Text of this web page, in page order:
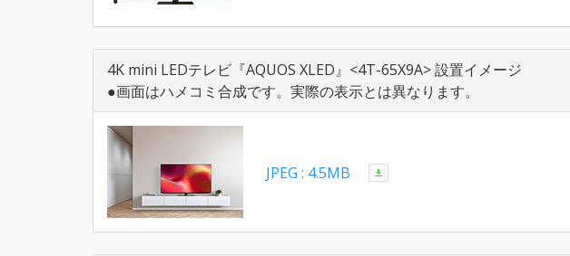
4K mini LEDテレビ『AQUOS XLED』<4T-65X9A> 設置イメージ
●画面はハメコミ合成です。実際の表示とは異なります。
JPEG : 4.5MB